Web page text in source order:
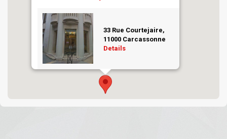
33 Rue Courtejaire,
11000 Carcassonne
Details